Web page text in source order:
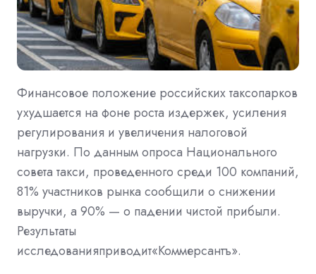
Финансовое положение российских таксопарков
ухудшается на фоне роста издержек, усиления
регулирования и увеличения налоговой
нагрузки. По данным опроса Национального
совета такси, проведенного среди 100 компаний,
81% участников рынка сообщили о снижении
выручки, а 90% — о падении чистой прибыли.
Результаты
исследованияприводит«Коммерсантъ».